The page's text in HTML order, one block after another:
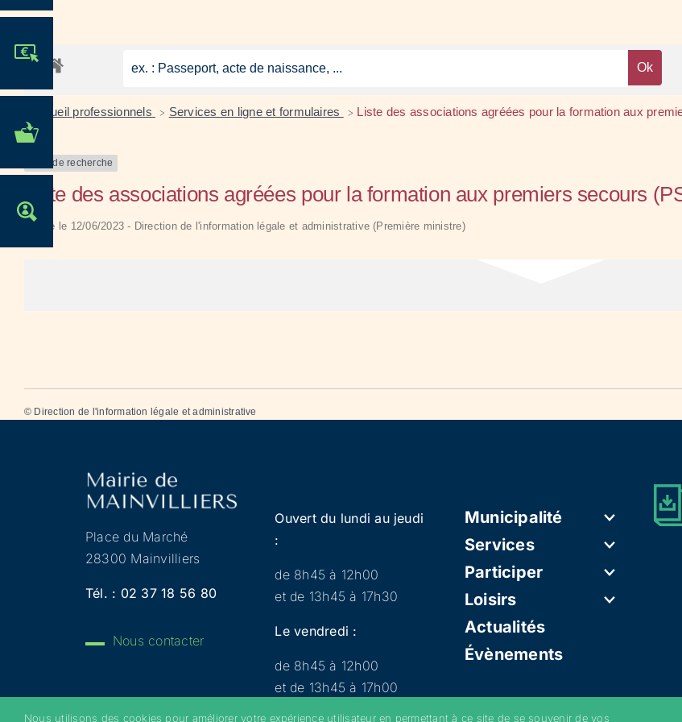
MES DÉMARCHES
Accueil professionnels > Services en ligne et formulaires > Liste des associations agréées pour la formation aux
Outil de recherche
Liste des associations agréées pour la formation aux premiers secours
Vérifié le 12/06/2023 - Direction de l'information légale et administrative (Première ministre)
© Direction de l'information légale et administrative
Place du Marché
28300 Mainvilliers
Tél. : 02 37 18 56 80
Nous contacter
Ouvert du lundi au jeudi
:
de 8h45 à 12h00
et de 13h45 à 17h30
Le vendredi :
de 8h45 à 12h00
et de 13h45 à 17h00
Municipalité
Services
Participer
Loisirs
Actualités
Évènements
Nous utilisons des cookies pour améliorer votre expérience utilisateur en permettant à ce site de se souvenir de vos